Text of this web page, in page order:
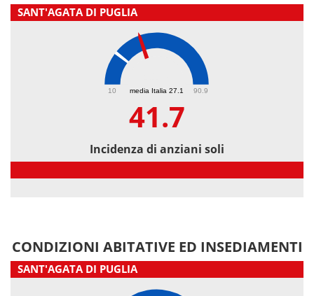
SANT'AGATA DI PUGLIA
media Italia 27.1
10 90.9
41.7
Incidenza di anziani soli
CONDIZIONI ABITATIVE ED INSEDIAMENTI
SANT'AGATA DI PUGLIA